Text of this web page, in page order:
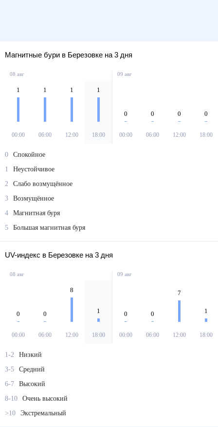
Магнитные бури в Березовке на 3 дня
08 авг
1
00:00
1
06:00
1
12:00
1
18:00
09 авг
0
00:00
0
06:00
0
12:00
0
18:00
0
Спокойное
1
Неустойчивое
2
Слабо возмущённое
3
Возмущённое
4
Магнитная буря
5
Большая магнитная буря
UV-индекс в Березовке на 3 дня
08 авг
0
00:00
0
06:00
8
12:00
1
18:00
09 авг
0
00:00
0
06:00
7
12:00
1
18:00
1-2
Низкий
3-5
Средний
6-7
Высокий
8-10
Очень высокий
>10
Экстремальный